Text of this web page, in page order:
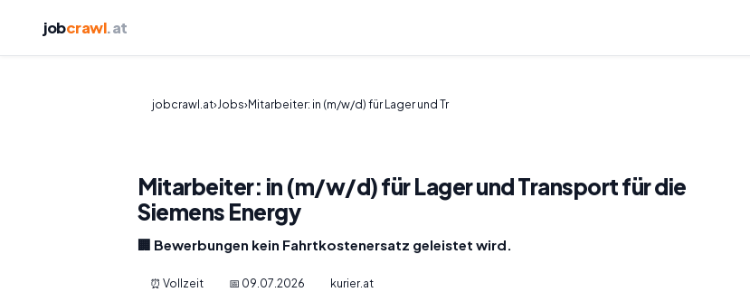
jobcrawl.at
jobcrawl.at›Jobs›Mitarbeiter: in (m/w/d) für Lager und Tr
Mitarbeiter: in (m/w/d) für Lager und Transport für die
Siemens Energy
🏢 Bewerbungen kein Fahrtkostenersatz geleistet wird.
⏰ Vollzeit 📅 09.07.2026 kurier.at